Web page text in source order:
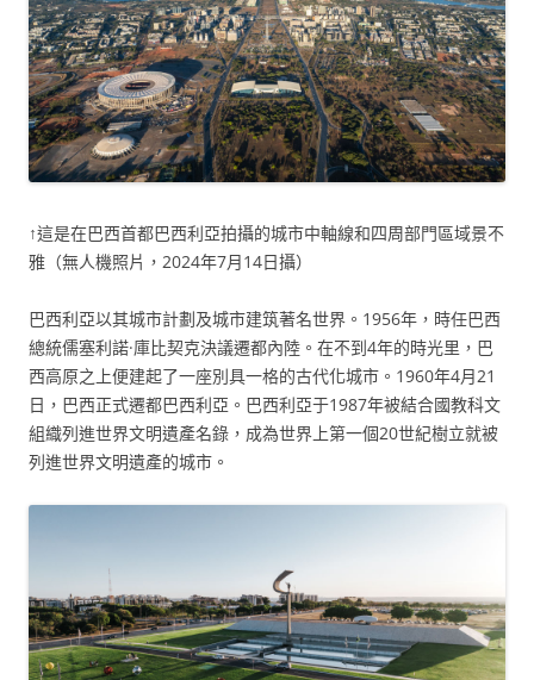
↑這是在巴西首都巴西利亞拍攝的城市中軸線和四周部門區域景不
雅（無人機照片，2024年7月14日攝）
巴西利亞以其城市計劃及城市建筑著名世界。1956年，時任巴西
總統儒塞利諾·庫比契克決議遷都內陸。在不到4年的時光里，巴
西高原之上便建起了一座別具一格的古代化城市。1960年4月21
日，巴西正式遷都巴西利亞。巴西利亞于1987年被結合國教科文
組織列進世界文明遺產名錄，成為世界上第一個20世紀樹立就被
列進世界文明遺產的城市。